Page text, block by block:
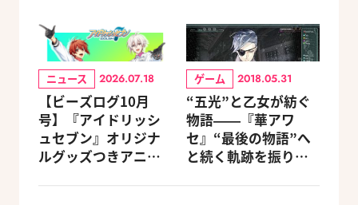
ニュース 2026.07.18
【ビーズログ10月
号】『アイドリッシ
ュセブン』オリジナ
ルグッズつきアニメ
ゲーム 2018.05.31
“五光”と乙女が紡ぐ
物語――『華アワ
セ』“最後の物語”へ
と続く軌跡を振り返